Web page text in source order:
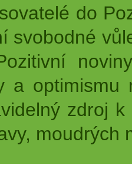
do
svobodné
a
zdroj
moudrých